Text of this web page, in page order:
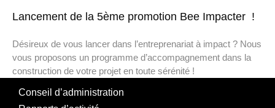
Lancement de la 5ème promotion Bee Impacter !
Désireux de vous lancer dans l’entreprenariat à impact ? Nous
vous proposons un programme d’accompagnement dans la
construction de votre projet en toute sérénité !
Conseil d’administration